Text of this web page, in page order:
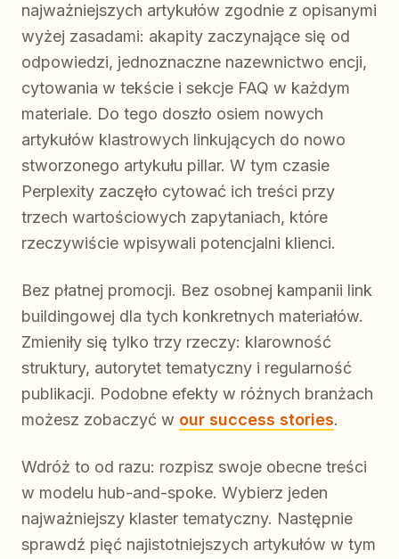
najważniejszych artykułów zgodnie z opisanymi
wyżej zasadami: akapity zaczynające się od
odpowiedzi, jednoznaczne nazewnictwo encji,
cytowania w tekście i sekcje FAQ w każdym
materiale. Do tego doszło osiem nowych
artykułów klastrowych linkujących do nowo
stworzonego artykułu pillar. W tym czasie
Perplexity zaczęło cytować ich treści przy
trzech wartościowych zapytaniach, które
rzeczywiście wpisywali potencjalni klienci.
Bez płatnej promocji. Bez osobnej kampanii link
buildingowej dla tych konkretnych materiałów.
Zmieniły się tylko trzy rzeczy: klarowność
struktury, autorytet tematyczny i regularność
publikacji. Podobne efekty w różnych branżach
możesz zobaczyć w our success stories.
Wdróż to od razu: rozpisz swoje obecne treści
w modelu hub-and-spoke. Wybierz jeden
najważniejszy klaster tematyczny. Następnie
sprawdź pięć najistotniejszych artykułów w tym